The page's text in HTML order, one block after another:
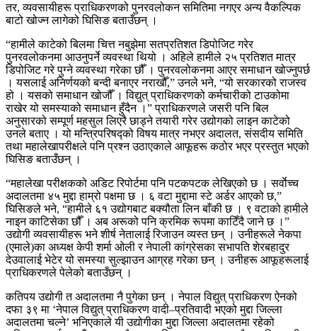
तर, व्यवसायीहरू प्राधिकरणको पुनरवलोकन समितिमा नगएर अन्य वैकल्पिक
बाटो खोज्न लागेको घिसिङ बताउँछन् ।
“हामीले काटेको बिलमा चित्त नबुझेमा सतप्रतिशत डिपोजिट गरेर
पुनरवलोकनमा आउनुपर्ने व्यवस्था थियो । अहिले हामीले २५ प्रतिशत मात्र
डिपोजिट गरे पुग्ने व्यवस्था गरेका छौँ । पुनरवलोकनमा आएर समाधान खोज्नुपर्छ
। यसलाई अनिर्णयको बन्दी बनाएर नराखौँ,” उनले भने, “यो सरकारको राजस्व
हो । यसको समाधान खोजौँ । विद्युत् प्राधिकरणको कर्मचारीको टाउकोमा
राखेर यो समस्याको समाधान हुँदैन ।” प्राधिकरणले जसरी पनि बिल
अनुसारको सम्पूर्ण महसुल लिएरै छाड्ने तयारी गरेर उद्योगको लाइन काटेको
उनले बताए । यो मन्त्रिपरिषद्को विषय मात्र नभएर अदालत, संसदीय समिति
तथा महालेखापरीक्षले पनि प्रश्न उठाएकाले आफूहरू कठोर भएर प्रस्तुत भएको
घिसिङ बताउँछन् ।
“महालेखा परीक्षकको अडिट रिपोर्टमा पनि पटकपटक लेखिएको छ । सर्वाेच्च
अदालतमा ४५ मुद्दा हाम्रो पक्षमा छ । ६ वटा मुद्दामा स्टे अर्डर आएको छ,”
घिसिङले भने, “हामीले ६१ उद्योगबाट बक्यौता लिन बाँकी छ । ९ वटाको हामीले
नाइन काटिसेका छौँ । अब अरूको पनि क्रमिक रूपमा काटिँदै जाने छ ।”
उद्योगी व्यवसायीहरू भने शीर्ष नेतालाई रिजाउन व्यस्त छन् । उनीहरूले नेकपा
(एमाले)का अध्यक्ष केपी शर्मा ओली र नेपाली कांग्रेसका सभापति शेरबहादुर
देउवालाई भेटेर यो समस्या सुल्झाउन आग्रह गरेका छन् । उनीहरू आफूहरूलाई
प्राधिकरणले पेलेको बताउँछन् ।
कतिपय उद्योगी त अदालतमा नै पुगेका छन् । नेपाल विद्युत् प्राधिकरण ऐनको
दफा ३९ मा ‘नेपाल विद्युत् प्राधिकरण वादी–प्रतिवादी भएको मुद्दा जिल्ला
अदालतमा चल्ने’ भनिएकाले यी उद्योगीका मुद्दा जिल्ला अदालतमा रहेको